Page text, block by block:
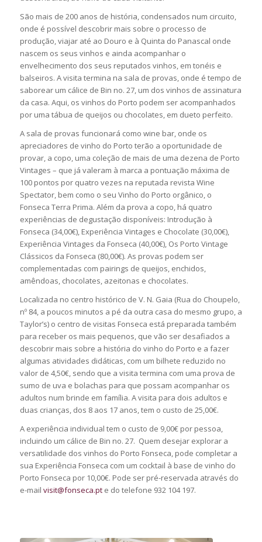
São mais de 200 anos de história, condensados num circuito,
onde é possível descobrir mais sobre o processo de
produção, viajar até ao Douro e à Quinta do Panascal onde
nascem os seus vinhos e ainda acompanhar o
envelhecimento dos seus reputados vinhos, em tonéis e
balseiros. A visita termina na sala de provas, onde é tempo de
saborear um cálice de Bin no. 27, um dos vinhos de assinatura
da casa. Aqui, os vinhos do Porto podem ser acompanhados
por uma tábua de queijos ou chocolates, em dueto perfeito.
A sala de provas funcionará como wine bar, onde os
apreciadores de vinho do Porto terão a oportunidade de
provar, a copo, uma coleção de mais de uma dezena de Porto
Vintages – que já valeram à marca a pontuação máxima de
100 pontos por quatro vezes na reputada revista Wine
Spectator, bem como o seu Vinho do Porto orgânico, o
Fonseca Terra Prima. Além da prova a copo, há quatro
experiências de degustação disponíveis: Introdução à
Fonseca (34,00€), Experiência Vintages e Chocolate (30,00€),
Experiência Vintages da Fonseca (40,00€), Os Porto Vintage
Clássicos da Fonseca (80,00€). As provas podem ser
complementadas com pairings de queijos, enchidos,
amêndoas, chocolates, azeitonas e chocolates.
Localizada no centro histórico de V. N. Gaia (Rua do Choupelo,
nº 84, a poucos minutos a pé da outra casa do mesmo grupo, a
Taylor’s) o centro de visitas Fonseca está preparada também
para receber os mais pequenos, que vão ser desafiados a
descobrir mais sobre a história do vinho do Porto e a fazer
algumas atividades didáticas, com um bilhete reduzido no
valor de 4,50€, sendo que a visita termina com uma prova de
sumo de uva e bolachas para que possam acompanhar os
adultos num brinde em família. A visita para dois adultos e
duas crianças, dos 8 aos 17 anos, tem o custo de 25,00€.
A experiência individual tem o custo de 9,00€ por pessoa,
incluindo um cálice de Bin no. 27. Quem desejar explorar a
versatilidade dos vinhos do Porto Fonseca, pode completar a
sua Experiência Fonseca com um cocktail à base de vinho do
Porto Fonseca por 10,00€. Pode ser pré-reservada através do
e-mail visit@fonseca.pte do telefone 932 104 197.